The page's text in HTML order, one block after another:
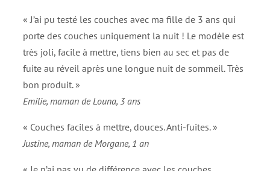
« J’ai pu testé les couches avec ma fille de 3 ans qui
porte des couches uniquement la nuit ! Le modèle est
très joli, facile à mettre, tiens bien au sec et pas de
fuite au réveil après une longue nuit de sommeil. Très
bon produit. »
Emilie, maman de Louna, 3 ans
« Couches faciles à mettre, douces. Anti-fuites. »
Justine, maman de Morgane, 1 an